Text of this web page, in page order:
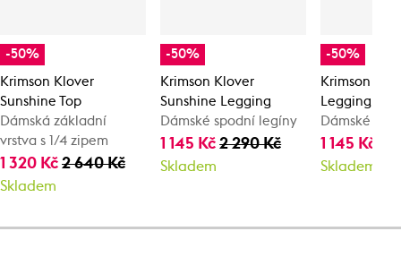
-50%
Krimson Klover
Sunshine Top
Dámská základní
vrstva s 1/4 zipem
1 320 Kč 2 640 Kč
Skladem
-50%
Krimson Klover
Sunshine Legging
Dámské spodní legíny
1 145 Kč2 290 Kč
Skladem
-50%
Krimson
Legging
Dámské
1 145 Kč
Skladem